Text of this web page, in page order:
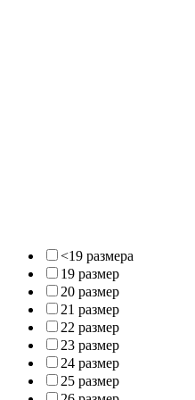
<19 размера
19 размер
20 размер
21 размер
22 размер
23 размер
24 размер
25 размер